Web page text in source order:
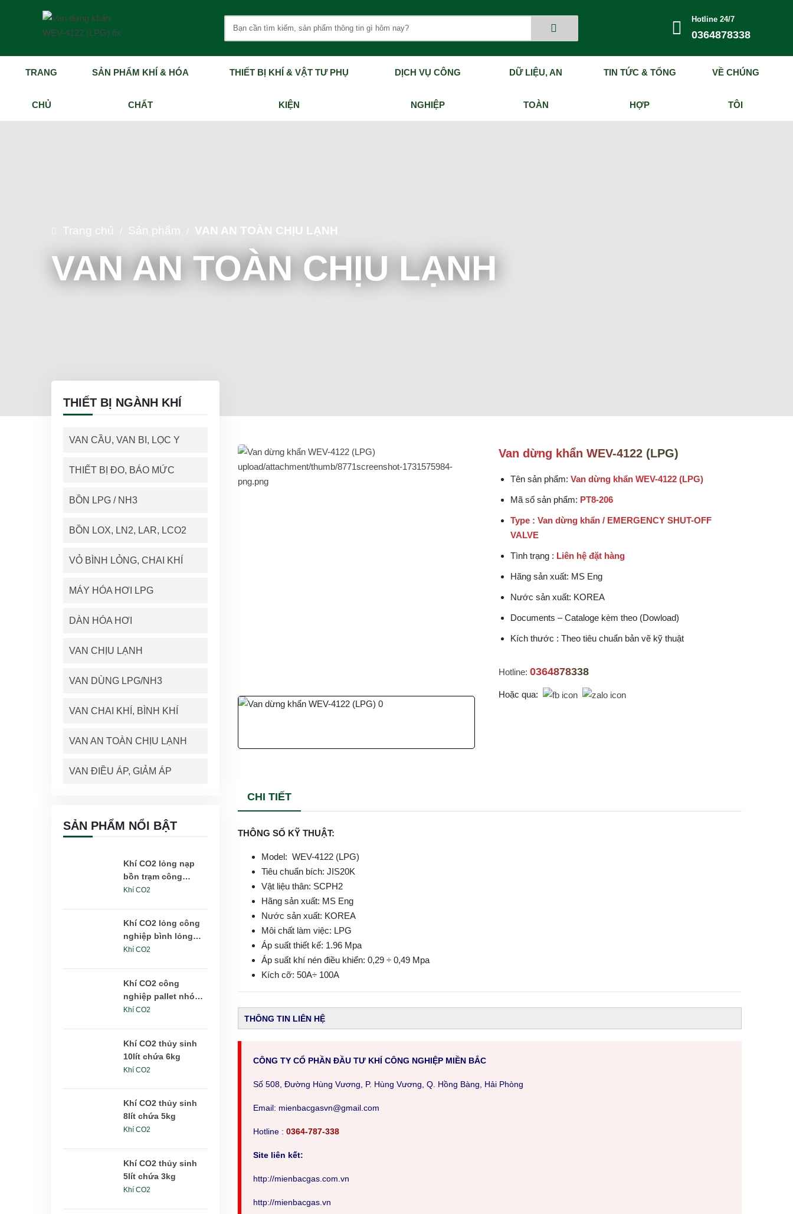
Hotline 24/7
0364878338
TRANG
CHỦ
SẢN PHẨM KHÍ & HÓA
CHẤT
THIẾT BỊ KHÍ & VẬT TƯ PHỤ
KIỆN
DỊCH VỤ CÔNG
NGHIỆP
DỮ LIỆU, AN
TOÀN
TIN TỨC & TỔNG
HỢP
VỀ CHÚNG
TÔI
Trang chủ Sản phẩm VAN AN TOÀN CHỊU LẠNH
VAN AN TOÀN CHỊU LẠNH
Van dừng khẩn WEV-4122 (LPG)
Tên sản phẩm: Van dừng khẩn WEV-4122 (LPG)
Mã số sản phẩm: PT8-206
Type : Van dừng khẩn / EMERGENCY SHUT-OFF
VALVE
Tình trạng : Liên hệ đặt hàng
Hãng sản xuất: MS Eng
Nước sản xuất: KOREA
Documents – Cataloge kèm theo (Dowload)
Kích thước : Theo tiêu chuẩn bản vẽ kỹ thuật
Hotline: 0364878338
Hoặc qua:
CHI TIẾT
THÔNG SỐ KỸ THUẬT:
Model: WEV-4122 (LPG)
Tiêu chuẩn bích: JIS20K
Vật liệu thân: SCPH2
Hãng sản xuất: MS Eng
Nước sản xuất: KOREA
Môi chất làm việc: LPG
Áp suất thiết kế: 1.96 Mpa
Áp suất khí nén điều khiển: 0,29 ÷ 0,49 Mpa
Kích cỡ: 50A÷ 100A
THÔNG TIN LIÊN HỆ
CÔNG TY CỔ PHẦN ĐẦU TƯ KHÍ CÔNG NGHIỆP MIỀN BẮC
Số 508, Đường Hùng Vương, P. Hùng Vương, Q. Hồng Bàng, Hải Phòng
Email: mienbacgasvn@gmail.com
Hotline : 0364-787-338
Site liên kết:
http://mienbacgas.com.vn
http://mienbacgas.vn
THIẾT BỊ NGÀNH KHÍ
VAN CẦU, VAN BI, LỌC Y
THIẾT BỊ ĐO, BÁO MỨC
BỒN LPG / NH3
BỒN LOX, LN2, LAR, LCO2
VỎ BÌNH LỎNG, CHAI KHÍ
MÁY HÓA HƠI LPG
DÀN HÓA HƠI
VAN CHỊU LẠNH
VAN DÙNG LPG/NH3
VAN CHAI KHÍ, BÌNH KHÍ
VAN AN TOÀN CHỊU LẠNH
VAN ĐIỀU ÁP, GIẢM ÁP
SẢN PHẨM NỔI BẬT
Khí CO2 lỏng nạp
bồn trạm công
nghiệp 5-25 tấn
Khí CO2
Khí CO2 lỏng công
nghiệp bình lỏng
DPL175lít 175kg
Khí CO2
Khí CO2 công
nghiệp pallet nhóm
6x24kg
Khí CO2
Khí CO2 thủy sinh
10lít chứa 6kg
Khí CO2
Khí CO2 thủy sinh
8lít chứa 5kg
Khí CO2
Khí CO2 thủy sinh
5lít chứa 3kg
Khí CO2